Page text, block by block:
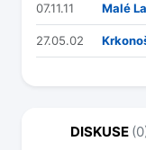
07.11.11 Malé
27.05.02
DISKUSE